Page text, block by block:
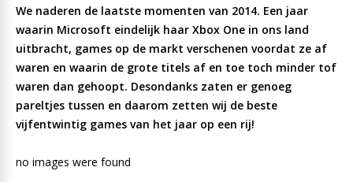
We naderen de laatste momenten van 2014. Een jaar
waarin Microsoft eindelijk haar Xbox One in ons land
uitbracht, games op de markt verschenen voordat ze af
waren en waarin de grote titels af en toe toch minder tof
waren dan gehoopt. Desondanks zaten er genoeg
pareltjes tussen en daarom zetten wij de beste
vijfentwintig games van het jaar op een rij!
no images were found